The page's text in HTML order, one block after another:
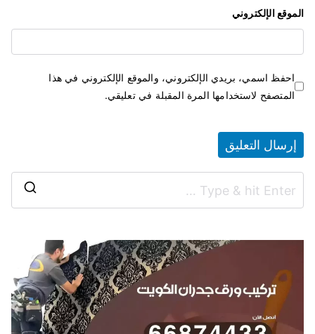
الموقع الإلكتروني
احفظ اسمي، بريدي الإلكتروني، والموقع الإلكتروني في هذا
المتصفح لاستخدامها المرة المقبلة في تعليقي.